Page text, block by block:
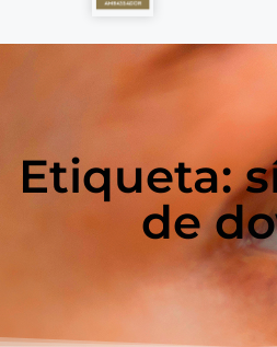
Etiqueta:
de